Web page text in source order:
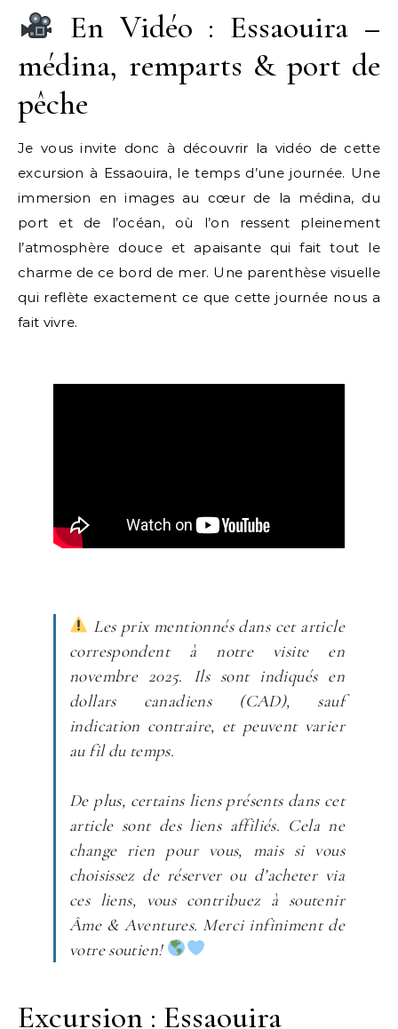
En Vidéo : Essaouira –
médina, remparts & port de
pêche
Je vous invite donc à découvrir la vidéo de cette
excursion à Essaouira, le temps d’une journée. Une
immersion en images au cœur de la médina, du
port et de l’océan, où l’on ressent pleinement
l’atmosphère douce et apaisante qui fait tout le
charme de ce bord de mer. Une parenthèse visuelle
qui reflète exactement ce que cette journée nous a
fait vivre.
Les prix mentionnés dans cet article
correspondent à notre visite en
novembre 2025. Ils sont indiqués en
dollars canadiens (CAD), sauf
indication contraire, et peuvent varier
au fil du temps.
De plus, certains liens présents dans cet
article sont des liens affiliés. Cela ne
change rien pour vous, mais si vous
choisissez de réserver ou d’acheter via
ces liens, vous contribuez à soutenir
Âme & Aventures. Merci infiniment de
votre soutien!
Excursion : Essaouira